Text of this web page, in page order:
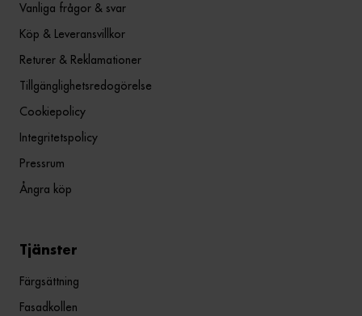
Vanliga frågor & svar
Köp & Leveransvillkor
Returer & Reklamationer
Tillgänglighetsredogörelse
Cookiepolicy
Integritetspolicy
Pressrum
Ångra köp
Tjänster
Färgsättning
Fasadkollen